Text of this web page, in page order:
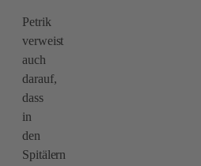
Petrik
verweist
auch
darauf,
dass
in
den
Spitälern